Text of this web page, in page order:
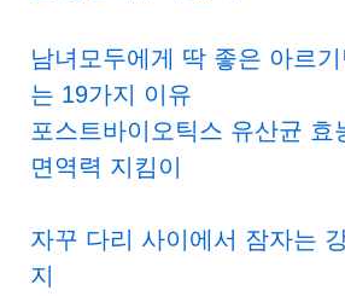
남녀모두에게 딱 좋은 아르
는 19가지 이유
포스트바이오틱스 유산균 효
면역력 지킴이
자꾸 다리 사이에서 잠자는
지